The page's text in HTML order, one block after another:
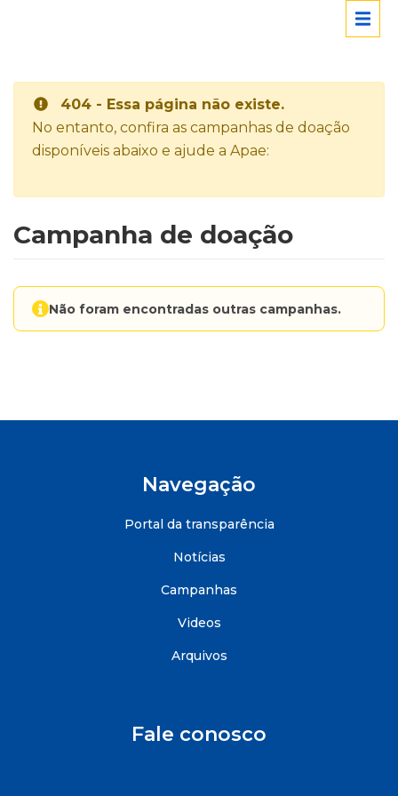
404 - Essa página não existe.
No entanto, confira as campanhas de doação
disponíveis abaixo e ajude a Apae:
Campanha de doação
Não foram encontradas outras campanhas.
Navegação
Portal da transparência
Notícias
Campanhas
Videos
Arquivos
Fale conosco